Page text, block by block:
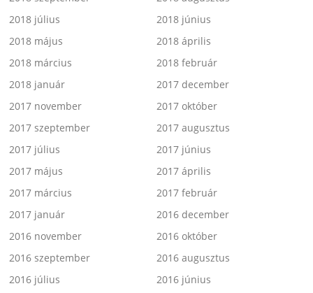
2018 július
2018 június
2018 május
2018 április
2018 március
2018 február
2018 január
2017 december
2017 november
2017 október
2017 szeptember
2017 augusztus
2017 július
2017 június
2017 május
2017 április
2017 március
2017 február
2017 január
2016 december
2016 november
2016 október
2016 szeptember
2016 augusztus
2016 július
2016 június